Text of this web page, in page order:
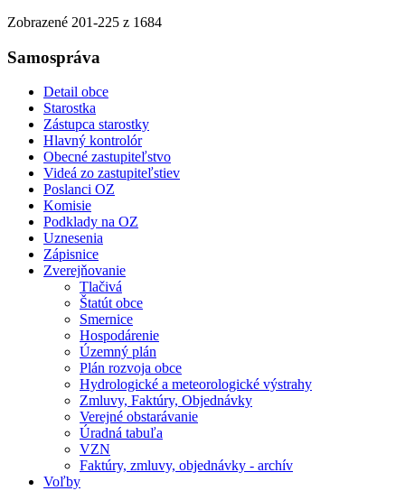
Zobrazené 201-225 z 1684
Samospráva
Detail obce
Starostka
Zástupca starostky
Hlavný kontrolór
Obecné zastupiteľstvo
Videá zo zastupiteľstiev
Poslanci OZ
Komisie
Podklady na OZ
Uznesenia
Zápisnice
Zverejňovanie
Tlačivá
Štatút obce
Smernice
Hospodárenie
Územný plán
Plán rozvoja obce
Hydrologické a meteorologické výstrahy
Zmluvy, Faktúry, Objednávky
Verejné obstarávanie
Úradná tabuľa
VZN
Faktúry, zmluvy, objednávky - archív
Voľby